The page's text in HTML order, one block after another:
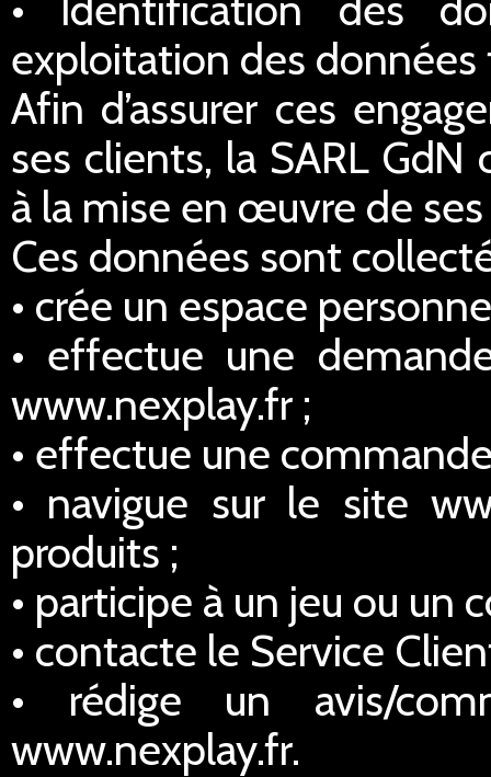
exploitation des données
Afin d’assurer ces
ses clients, la SARL
à la mise en œuvre de
Ces données sont
• crée un espace
• effectue une
www.nexplay.fr ;
• effectue une
• navigue sur le site
produits ;
• participe à un jeu ou un
• contacte le Service
• rédige un avis/
www.nexplay.fr.